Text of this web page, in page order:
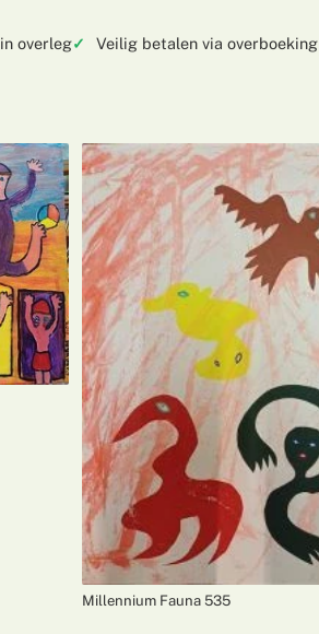
overleg Veilig betalen via overboeking
Millennium Fauna 535